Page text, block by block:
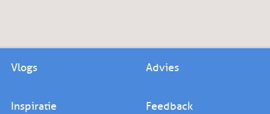
Vlogs Advies
Inspiratie Feedback